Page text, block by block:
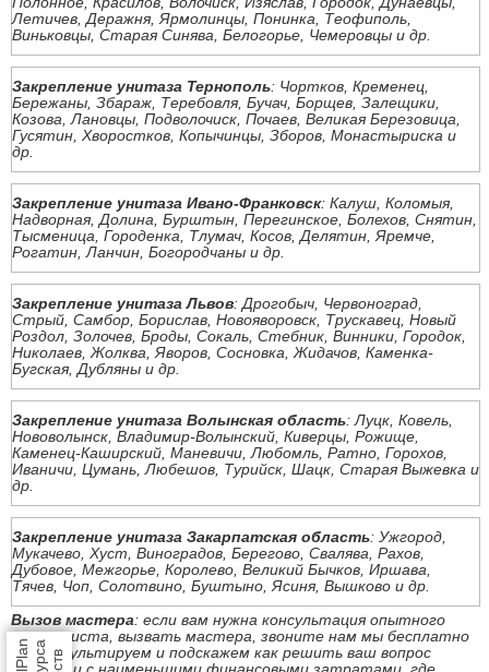
Летичев, Деражня, Ярмолинцы, Понинка, Теофиполь,
Виньковцы, Старая Синява, Белогорье, Чемеровцы и др.
Закрепление унитаза Тернополь: Чортков, Кременец,
Бережаны, Збараж, Теребовля, Бучач, Борщев, Залещики,
Козова, Лановцы, Подволочиск, Почаев, Великая Березовица,
Гусятин, Хворостков, Копычинцы, Зборов, Монастыриска и
др.
Закрепление унитаза Ивано-Франковск: Калуш, Коломыя,
Надворная, Долина, Бурштын, Перегинское, Болехов, Снятин,
Тысменица, Городенка, Тлумач, Косов, Делятин, Яремче,
Рогатин, Ланчин, Богородчаны и др.
Закрепление унитаза Львов: Дрогобыч, Червоноград,
Стрый, Самбор, Борислав, Новояворовск, Трускавец, Новый
Роздол, Золочев, Броды, Сокаль, Стебник, Винники, Городок,
Николаев, Жолква, Яворов, Сосновка, Жидачов, Каменка-
Бугская, Дубляны и др.
Закрепление унитаза Волынская область: Луцк, Ковель,
Нововолынск, Владимир-Волынский, Киверцы, Рожище,
Каменец-Каширский, Маневичи, Любомль, Ратно, Горохов,
Иваничи, Цумань, Любешов, Турийск, Шацк, Старая Выжевка и
др.
Закрепление унитаза Закарпатская область: Ужгород,
Мукачево, Хуст, Виноградов, Берегово, Свалява, Рахов,
Дубовое, Межгорье, Королево, Великий Бычков, Иршава,
Тячев, Чоп, Солотвино, Буштыно, Ясиня, Вышково и др.
Вызов мастера: если вам нужна консультация опытного
специалиста, вызвать мастера, звоните нам мы бесплатно
проконсультируем и подскажем как решить ваш вопрос